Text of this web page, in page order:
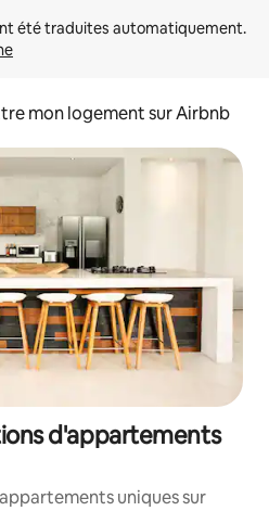
mon logement sur Airbnb
d'appartements
uniques sur